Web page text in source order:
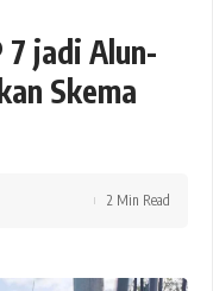
7 jadi Alun-
Skema
2 Min Read